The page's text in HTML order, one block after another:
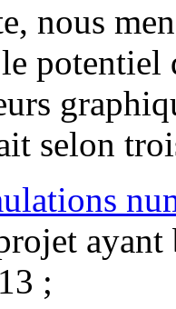
nous
potentiel
selon
ayant
;